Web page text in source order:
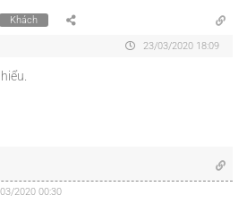
Khách
23/03/2020 18:09
2020 00:30